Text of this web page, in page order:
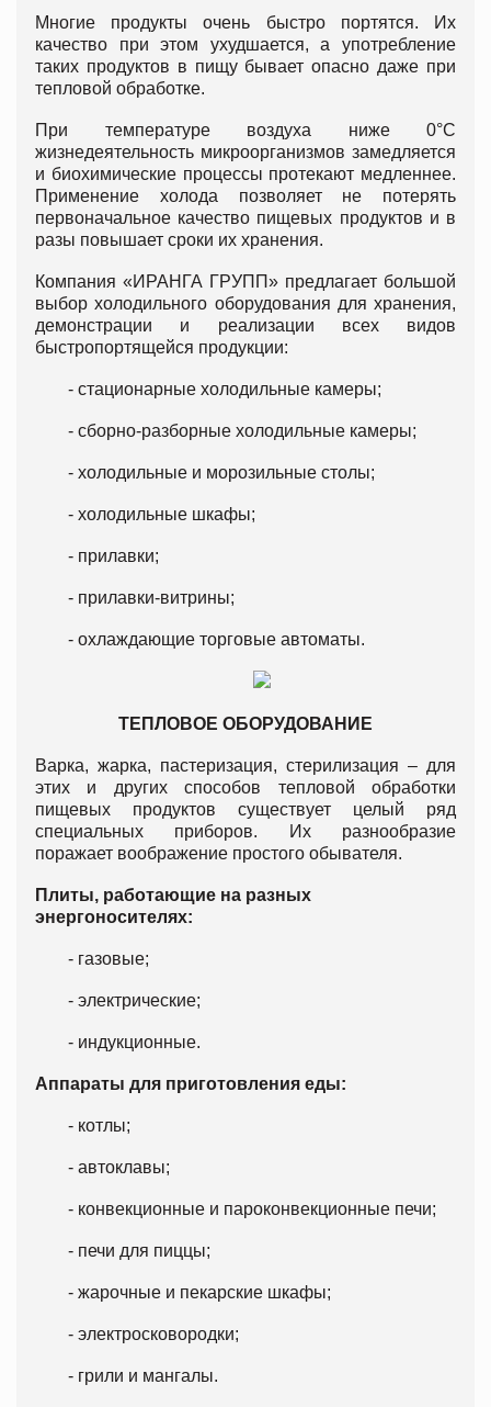
Многие продукты очень быстро портятся. Их
качество при этом ухудшается, а употребление
таких продуктов в пищу бывает опасно даже при
тепловой обработке.
При температуре воздуха ниже 0°С
жизнедеятельность микроорганизмов замедляется
и биохимические процессы протекают медленнее.
Применение холода позволяет не потерять
первоначальное качество пищевых продуктов и в
разы повышает сроки их хранения.
Компания «ИРАНГА ГРУПП» предлагает большой
выбор холодильного оборудования для хранения,
демонстрации и реализации всех видов
быстропортящейся продукции:
- стационарные холодильные камеры;
- сборно-разборные холодильные камеры;
- холодильные и морозильные столы;
- холодильные шкафы;
- прилавки;
- прилавки-витрины;
- охлаждающие торговые автоматы.
ТЕПЛОВОЕ ОБОРУДОВАНИЕ
Варка, жарка, пастеризация, стерилизация – для
этих и других способов тепловой обработки
пищевых продуктов существует целый ряд
специальных приборов. Их разнообразие
поражает воображение простого обывателя.
Плиты, работающие на разных
энергоносителях:
- газовые;
- электрические;
- индукционные.
Аппараты для приготовления еды:
- котлы;
- автоклавы;
- конвекционные и пароконвекционные печи;
- печи для пиццы;
- жарочные и пекарские шкафы;
- электросковородки;
- грили и мангалы.